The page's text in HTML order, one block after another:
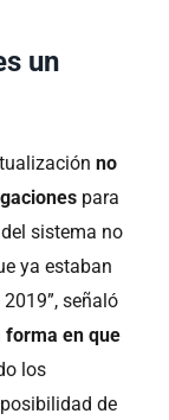
un
no
para
sistema no
ya estaban
señaló
forma en que
los
de